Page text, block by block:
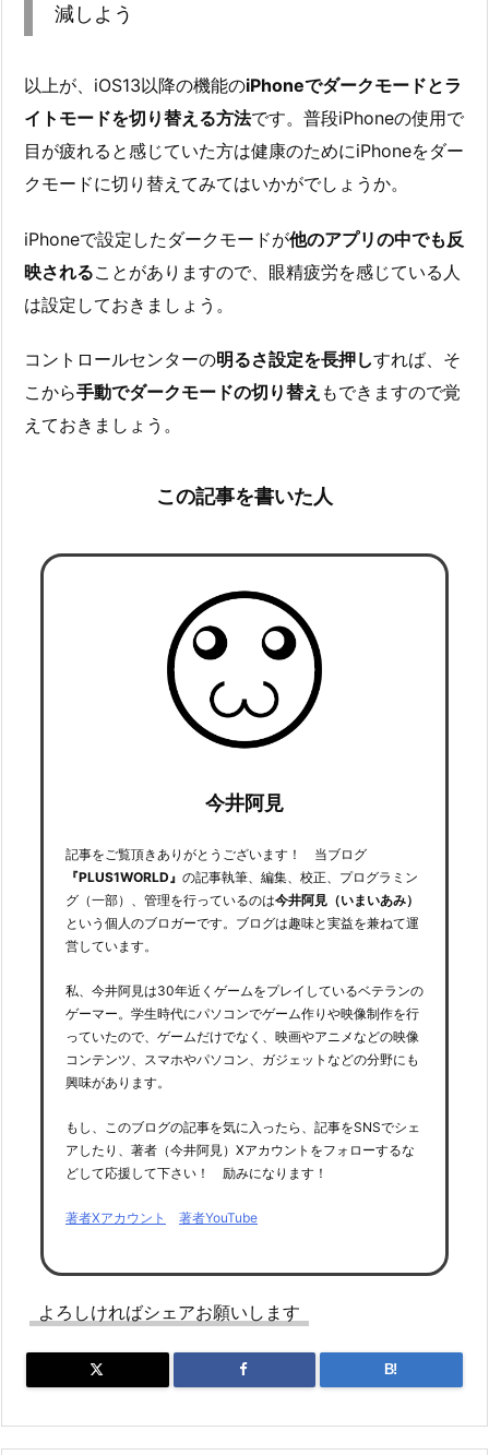
減しよう
以上が、iOS13以降の機能のiPhoneでダークモードとラ
イトモードを切り替える方法です。普段iPhoneの使用で
目が疲れると感じていた方は健康のためにiPhoneをダー
クモードに切り替えてみてはいかがでしょうか。
iPhoneで設定したダークモードが他のアプリの中でも反
映されることがありますので、眼精疲労を感じている人
は設定しておきましょう。
コントロールセンターの明るさ設定を長押しすれば、そ
こから手動でダークモードの切り替え もできますので覚
えておきましょう。
この記事を書いた人
今井阿見
記事をご覧頂きありがとうございます！ 当ブログ
『PLUS1WORLD』 の記事執筆、編集、校正、プログラミン
グ（一部）、管理を行っているのは今井阿見（いまいあみ）
という個人のブロガーです。ブログは趣味と実益を兼ねて運
営しています。
私、今井阿見は30年近くゲームをプレイしているベテランの
ゲーマー。学生時代にパソコンでゲーム作りや映像制作を行
っていたので、ゲームだけでなく、映画やアニメなどの映像
コンテンツ、スマホやパソコン、ガジェットなどの分野にも
興味があります。
もし、このブログの記事を気に入ったら、記事をSNSでシェ
アしたり、著者（今井阿見）Xアカウントをフォローするな
どして応援して下さい！ 励みになります！
著者Xアカウント 著者YouTube
よろしければシェアお願いします
B!